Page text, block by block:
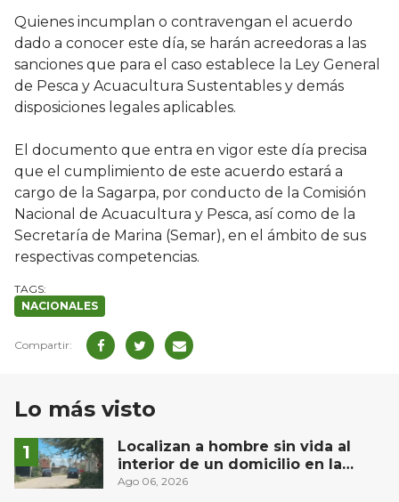
Quienes incumplan o contravengan el acuerdo
dado a conocer este día, se harán acreedoras a las
sanciones que para el caso establece la Ley General
de Pesca y Acuacultura Sustentables y demás
disposiciones legales aplicables.
El documento que entra en vigor este día precisa
que el cumplimiento de este acuerdo estará a
cargo de la Sagarpa, por conducto de la Comisión
Nacional de Acuacultura y Pesca, así como de la
Secretaría de Marina (Semar), en el ámbito de sus
respectivas competencias.
NACIONALES
Lo más visto
Localizan a hombre sin vida al
interior de un domicilio en la
comunidad El Rodeo, San Juan del
Ago 06, 2026